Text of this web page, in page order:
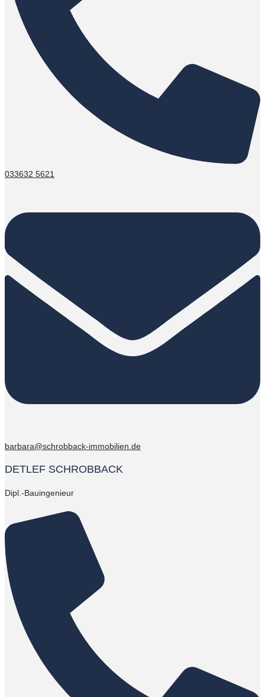
033632 5621
barbara@schrobback-immobilien.de
DETLEF SCHROBBACK
Dipl.-Bauingenieur